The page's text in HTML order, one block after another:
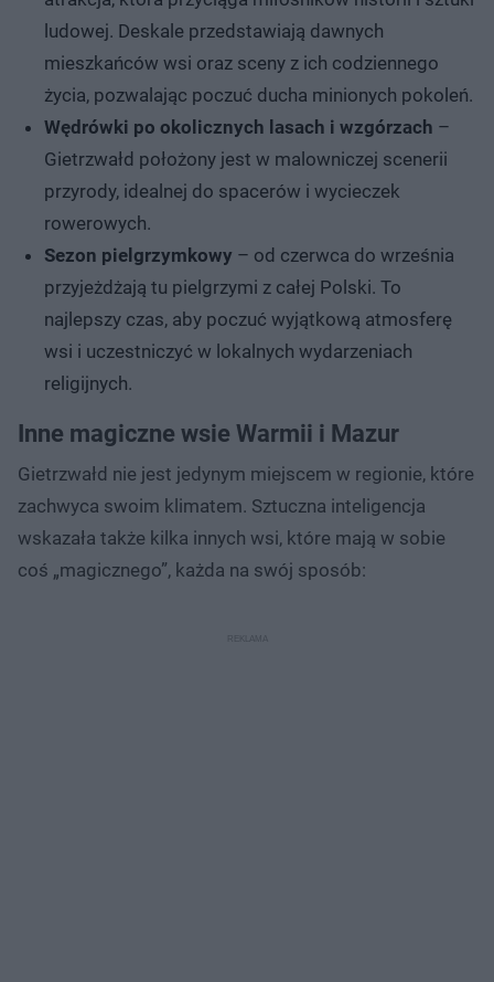
ludowej. Deskale przedstawiają dawnych
mieszkańców wsi oraz sceny z ich codziennego
życia, pozwalając poczuć ducha minionych pokoleń.
Wędrówki po okolicznych lasach i wzgórzach –
Gietrzwałd położony jest w malowniczej scenerii
przyrody, idealnej do spacerów i wycieczek
rowerowych.
Sezon pielgrzymkowy – od czerwca do września
przyjeżdżają tu pielgrzymi z całej Polski. To
najlepszy czas, aby poczuć wyjątkową atmosferę
wsi i uczestniczyć w lokalnych wydarzeniach
religijnych.
Inne magiczne wsie Warmii i Mazur
Gietrzwałd nie jest jedynym miejscem w regionie, które
zachwyca swoim klimatem. Sztuczna inteligencja
wskazała także kilka innych wsi, które mają w sobie
coś „magicznego”, każda na swój sposób: